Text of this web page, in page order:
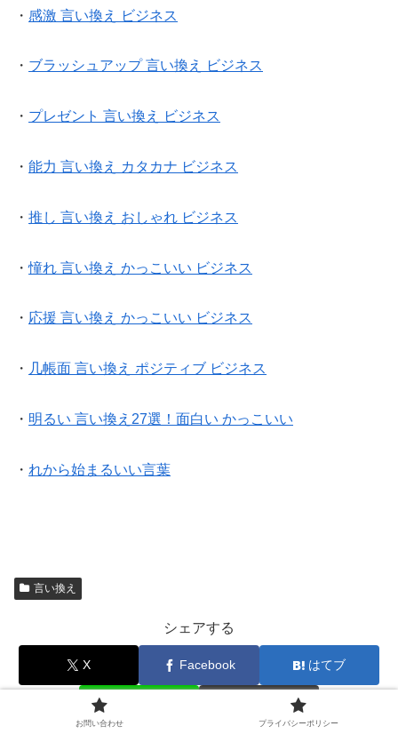
・ 感激 言い換え ビジネス
・ ブラッシュアップ 言い換え ビジネス
・ プレゼント 言い換え ビジネス
・ 能力 言い換え カタカナ ビジネス
・ 推し 言い換え おしゃれ ビジネス
・憧れ 言い換え かっこいい ビジネス
・ 応援 言い換え かっこいい ビジネス
・ 几帳面 言い換え ポジティブ ビジネス
・ 明るい 言い換え27選！面白い かっこいい
・ れから始まるいい言葉
言い換え
シェアする
X Facebook はてブ
お問い合わせ プライバシーポリシー